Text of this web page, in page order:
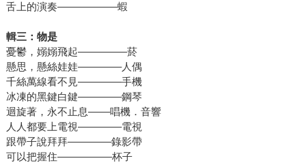
舌上的演奏–––––––––––蝦
輯三：物是
憂鬱，嫋嫋飛起–––––––––菸
懸思，懸絲娃娃––––––––人偶
千絲萬線看不見––––––––手機
冰凍的黑鍵白鍵––––––––鋼琴
迴旋著，永不止息––––唱機．音響
人人都要上電視––––––––電視
跟帶子說拜拜––––––––錄影帶
可以把握住––––––––––杯子